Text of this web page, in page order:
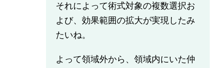
それによって術式対象の複数選択お
よび、効果範囲の拡大が実現したみ
たいね。
よって領域外から、領域内にいた仲